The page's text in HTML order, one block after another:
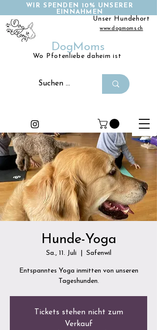
WIR SPENDEN 10% UNSERER
EINNAHMEN
Unser Hundehort
www.dogmoms.ch
DogMoms
Wo Pfotenliebe daheim ist
Hunde-Yoga
Sa., 11. Juli Safenwil
Entspanntes Yoga inmitten von unseren
Tageshunden.
Tickets stehen nicht zum
Verkauf